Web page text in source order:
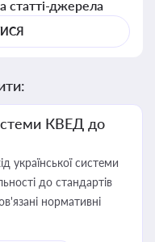
статті-джерела
КВЕД до
української системи
до стандартів
нормативні